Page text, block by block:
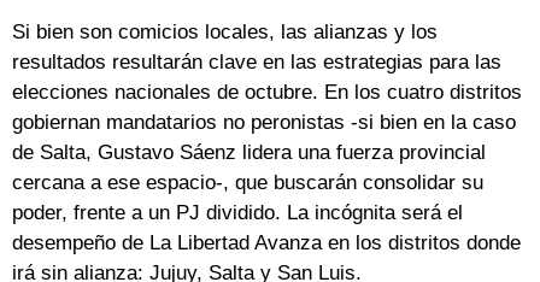
Si bien son comicios locales, las alianzas y los
resultados resultarán clave en las estrategias para las
elecciones nacionales de octubre. En los cuatro distritos
gobiernan mandatarios no peronistas -si bien en la caso
de Salta, Gustavo Sáenz lidera una fuerza provincial
cercana a ese espacio-, que buscarán consolidar su
poder, frente a un PJ dividido. La incógnita será el
desempeño de La Libertad Avanza en los distritos donde
irá sin alianza: Jujuy, Salta y San Luis.